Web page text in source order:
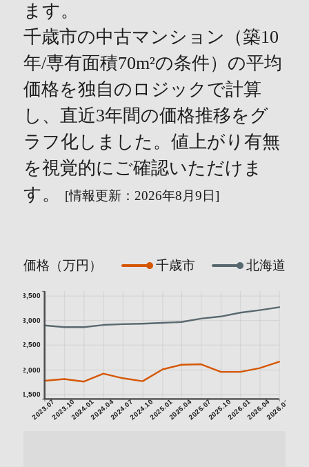
ます。
千歳市の中古マンション（築10
年/専有面積70m²の条件）の平均
価格を独自のロジックで計算
し、直近3年間の価格推移をグ
ラフ化しました。値上がり有無
を視覚的にご確認いただけま
す。
[情報更新：2026年8月9日]
価格（万円） 千歳市 北海道
2023.072023.102024.012024.042024.072024.102025.012025.042025.072025.102026.012026.042026.07
1,500
2,000
2,500
3,000
3,500